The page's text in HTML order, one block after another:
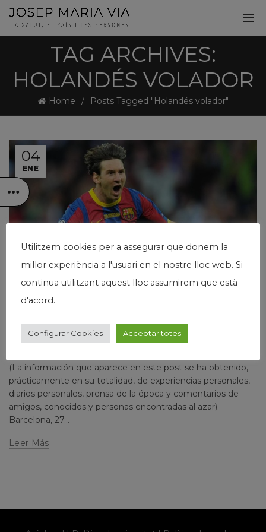
TAG ARCHIVES:
HOLANDÉS VOLADOR
Home Posts Tagged "Holandés volador"
04
ENE
(APARENTEMENTE) (1)
(La información que aparece en este post se ha obtenido,
prácticamente en su totalidad, de experiencias personales,
diarios personales, prensa de la época y comentarios de
amigos, conocidos y personas encontradas al azar).
Barcelona, 27...
Leer Más
Utilitzem cookies per a assegurar que donem la
millor experiència a l'usuari en el nostre lloc web. Si
continua utilitzant aquest lloc assumirem que està
d'acord.
Configurar Cookies Acceptar totes